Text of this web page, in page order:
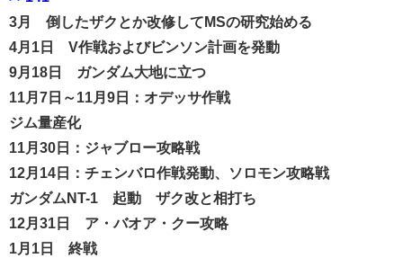
3月 倒したザクとか改修してMSの研究始める
4月1日 V作戦およびビンソン計画を発動
9月18日 ガンダム大地に立つ
11月7日～11月9日：オデッサ作戦
ジム量産化
11月30日：ジャブロー攻略戦
12月14日：チェンバロ作戦発動、ソロモン攻略戦
ガンダムNT-1 起動 ザク改と相打ち
12月31日 ア・バオア・クー攻略
1月1日 終戦